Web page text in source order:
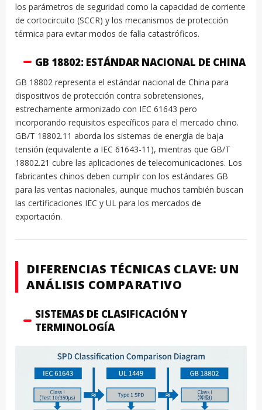
los parámetros de seguridad como la capacidad de corriente
de cortocircuito (SCCR) y los mecanismos de protección
térmica para evitar modos de falla catastróficos.
GB 18802: ESTÁNDAR NACIONAL DE CHINA
GB 18802 representa el estándar nacional de China para
dispositivos de protección contra sobretensiones,
estrechamente armonizado con IEC 61643 pero
incorporando requisitos específicos para el mercado chino.
GB/T 18802.11 aborda los sistemas de energía de baja
tensión (equivalente a IEC 61643-11), mientras que GB/T
18802.21 cubre las aplicaciones de telecomunicaciones. Los
fabricantes chinos deben cumplir con los estándares GB
para las ventas nacionales, aunque muchos también buscan
las certificaciones IEC y UL para los mercados de
exportación.
DIFERENCIAS TÉCNICAS CLAVE: UN
ANÁLISIS COMPARATIVO
SISTEMAS DE CLASIFICACIÓN Y
TERMINOLOGÍA